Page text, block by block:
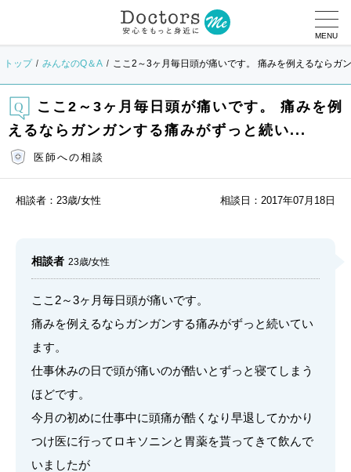
MENU
トップ みんなのQ＆A ここ2～3ヶ月毎日頭が痛いです。 痛みを例えるならガ
ここ2～3ヶ月毎日頭が痛いです。 痛みを例
えるならガンガンする痛みがずっと続い...
医師への相談
相談者： 23歳/女性 相談日： 2017年07月18日
相談者 23歳/女性
ここ2～3ヶ月毎日頭が痛いです。
痛みを例えるならガンガンする痛みがずっと続いてい
ます。
仕事休みの日で頭が痛いのが酷いとずっと寝てしまう
ほどです。
今月の初めに仕事中に頭痛が酷くなり早退してかかり
つけ医に行ってロキソニンと胃薬を貰ってきて飲んで
いましたが